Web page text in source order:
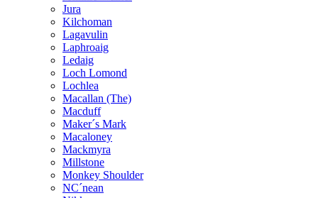
Jura
Kilchoman
Lagavulin
Laphroaig
Ledaig
Loch Lomond
Lochlea
Macallan (The)
Macduff
Maker´s Mark
Macaloney
Mackmyra
Millstone
Monkey Shoulder
NC´nean